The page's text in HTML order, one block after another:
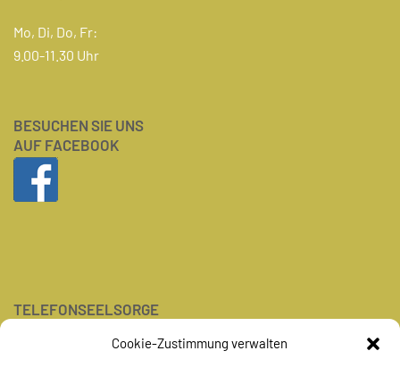
Cookie-Zustimmung verwalten
Mo, Di, Do, Fr:
9.00-11.30 Uhr
BESUCHEN SIE UNS
AUF FACEBOOK
TELEFONSEELSORGE